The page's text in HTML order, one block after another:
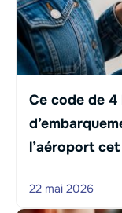
Ce code de
l’aéroport
22 mai 2026